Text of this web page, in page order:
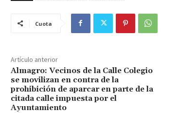
Cuota
Artículo anterior
Almagro: Vecinos de la Calle Colegio
se movilizan en contra de la
prohibición de aparcar en parte de la
citada calle impuesta por el
Ayuntamiento